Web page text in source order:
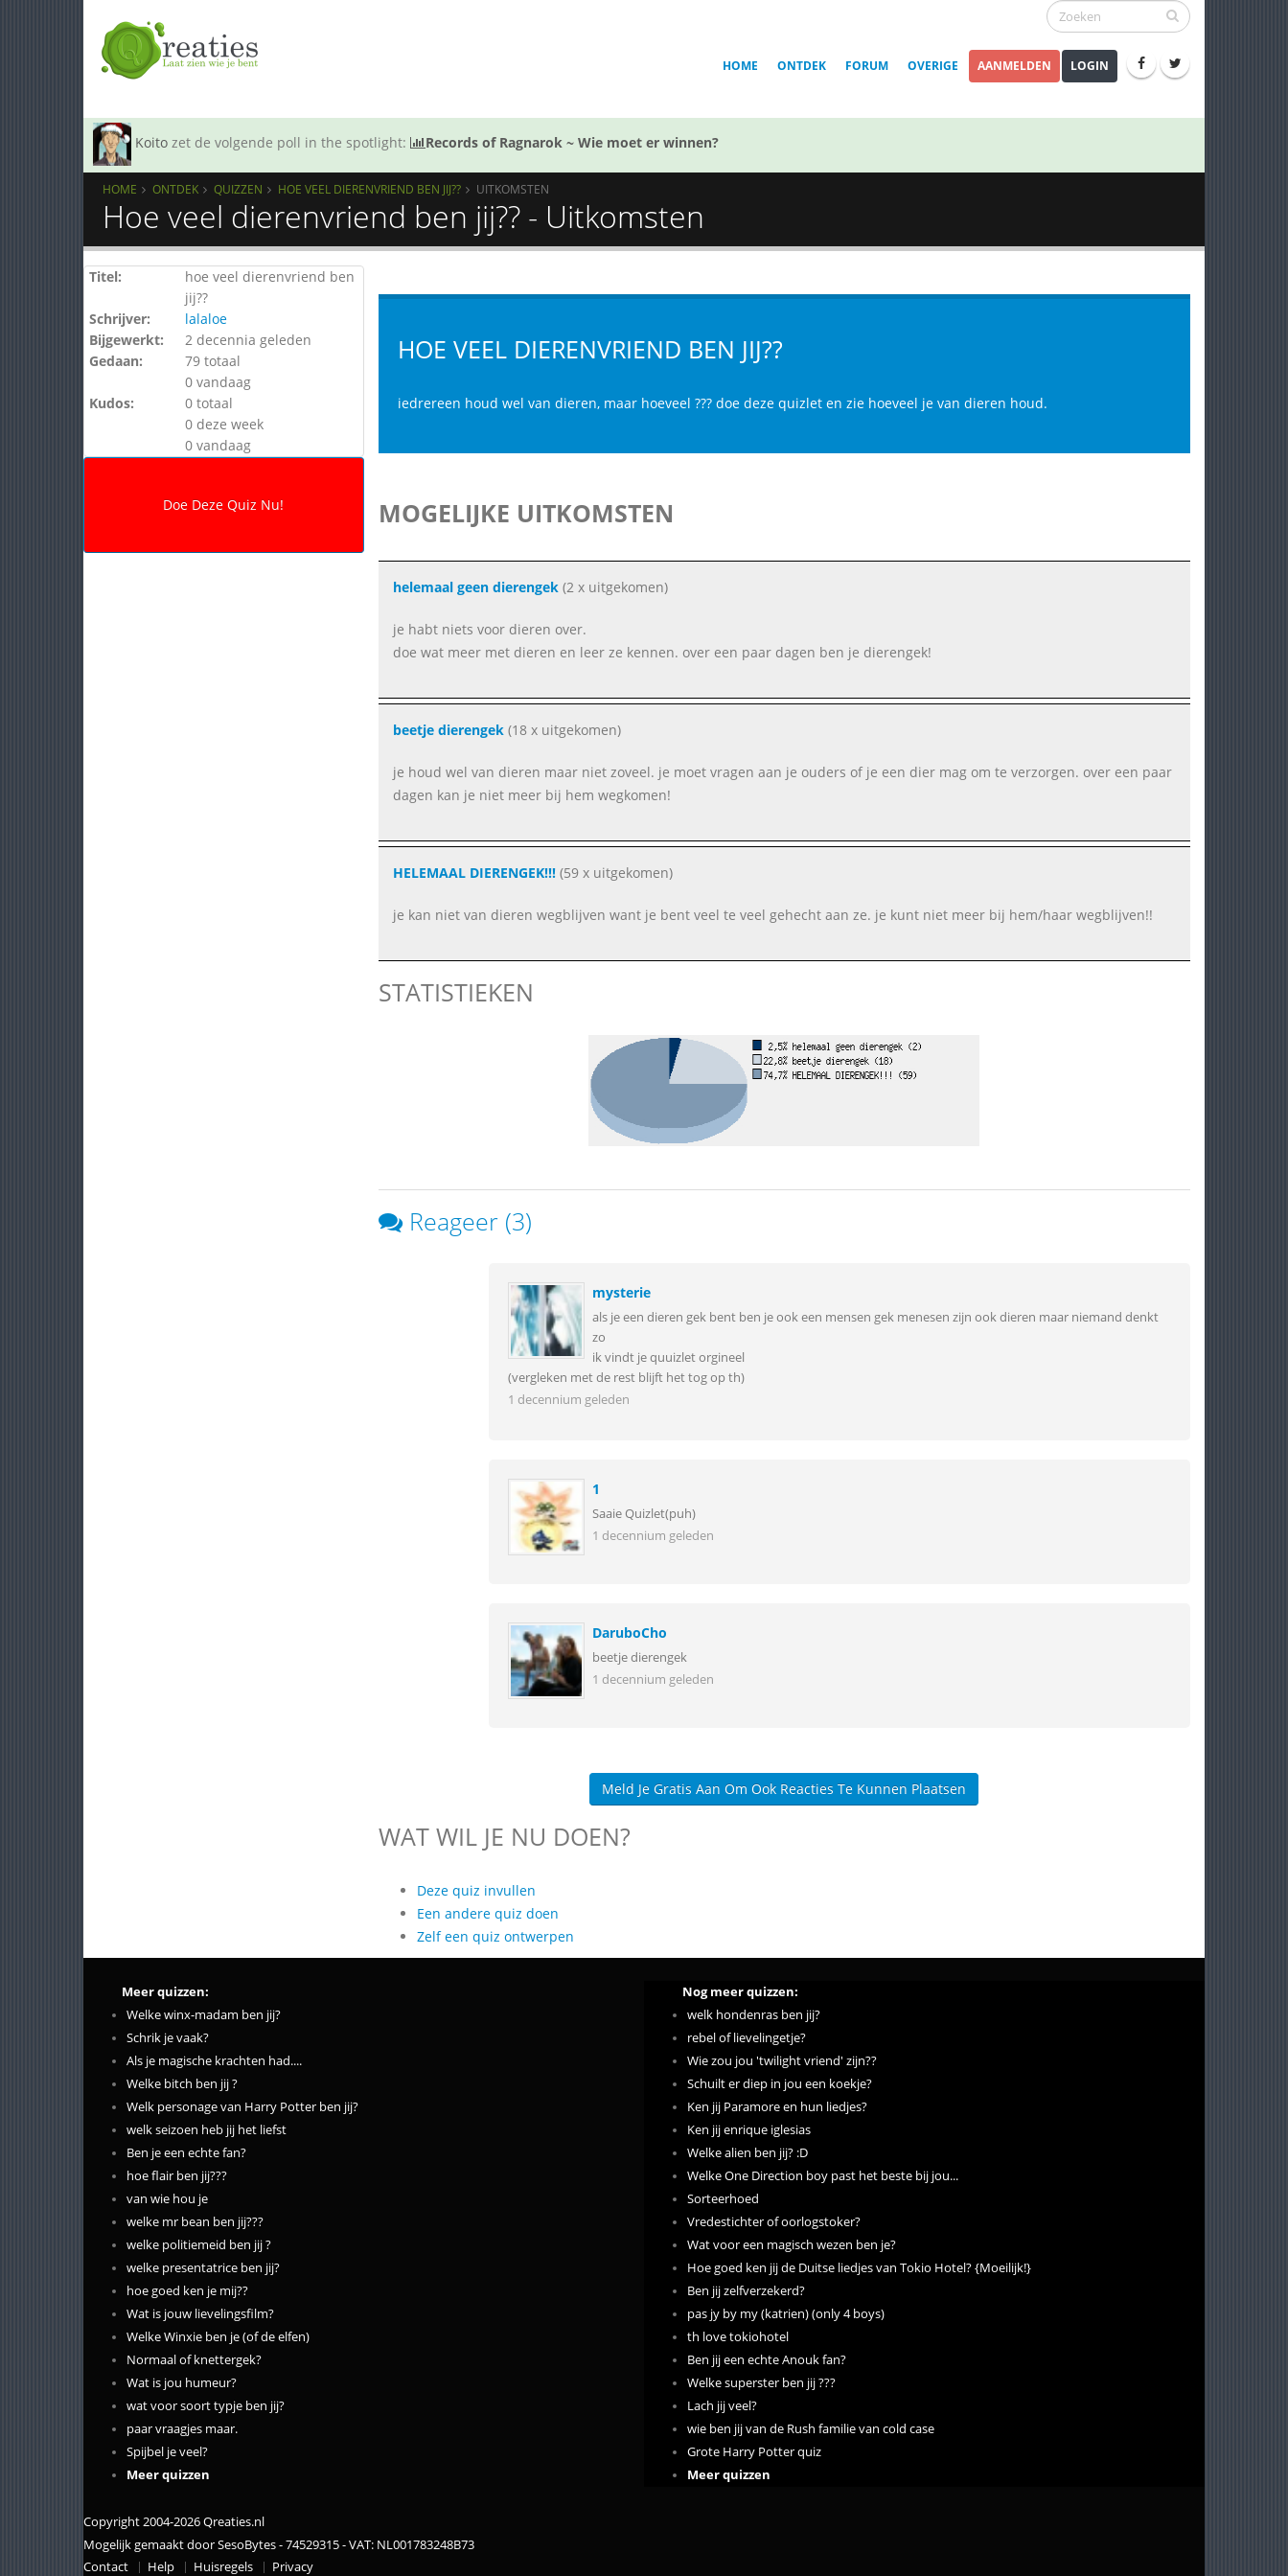
HOME ONTDEK FORUM OVERIGE AANMELDEN LOGIN
Koito zet de volgende poll in the spotlight: Records of Ragnarok ~ Wie moet er winnen?
HOME ONTDEK QUIZZEN HOE VEEL DIERENVRIEND BEN JIJ?? UITKOMSTEN
Hoe veel dierenvriend ben jij?? - Uitkomsten
Titel:
hoe veel dierenvriend ben
jij??
Schrijver:
lalaloe
Bijgewerkt:
2 decennia geleden
Gedaan:
79 totaal
0 vandaag
Kudos:
0 totaal
0 deze week
0 vandaag
HOE VEEL DIERENVRIEND BEN JIJ??
iedrereen houd wel van dieren, maar hoeveel ??? doe deze quizlet en zie hoeveel je van dieren houd.
MOGELIJKE UITKOMSTEN
helemaal geen dierengek(2 x uitgekomen)
je habt niets voor dieren over.
doe wat meer met dieren en leer ze kennen. over een paar dagen ben je dierengek!
beetje dierengek(18 x uitgekomen)
je houd wel van dieren maar niet zoveel. je moet vragen aan je ouders of je een dier mag om te verzorgen. over een paar
dagen kan je niet meer bij hem wegkomen!
HELEMAAL DIERENGEK!!!(59 x uitgekomen)
je kan niet van dieren wegblijven want je bent veel te veel gehecht aan ze. je kunt niet meer bij hem/haar wegblijven!!
STATISTIEKEN
Reageer (3)
mysterie
als je een dieren gek bent ben je ook een mensen gek menesen zijn ook dieren maar niemand denkt
zo
ik vindt je quuizlet orgineel
(vergleken met de rest blijft het tog op th)
1 decennium geleden
1
Saaie Quizlet(puh)
1 decennium geleden
DaruboCho
beetje dierengek
1 decennium geleden
Meld Je Gratis Aan Om Ook Reacties Te Kunnen Plaatsen
WAT WIL JE NU DOEN?
Deze quiz invullen
Een andere quiz doen
Zelf een quiz ontwerpen
Meer quizzen:
Welke winx-madam ben jij?
Schrik je vaak?
Als je magische krachten had....
Welke bitch ben jij ?
Welk personage van Harry Potter ben jij?
welk seizoen heb jij het liefst
Ben je een echte fan?
hoe flair ben jij???
van wie hou je
welke mr bean ben jij???
welke politiemeid ben jij ?
welke presentatrice ben jij?
hoe goed ken je mij??
Wat is jouw lievelingsfilm?
Welke Winxie ben je (of de elfen)
Normaal of knettergek?
Wat is jou humeur?
wat voor soort typje ben jij?
paar vraagjes maar.
Spijbel je veel?
Meer quizzen
Nog meer quizzen:
welk hondenras ben jij?
rebel of lievelingetje?
Wie zou jou 'twilight vriend' zijn??
Schuilt er diep in jou een koekje?
Ken jij Paramore en hun liedjes?
Ken jij enrique iglesias
Welke alien ben jij? :D
Welke One Direction boy past het beste bij jou...
Sorteerhoed
Vredestichter of oorlogstoker?
Wat voor een magisch wezen ben je?
Hoe goed ken jij de Duitse liedjes van Tokio Hotel? {Moeilijk!}
Ben jij zelfverzekerd?
pas jy by my (katrien) (only 4 boys)
th love tokiohotel
Ben jij een echte Anouk fan?
Welke superster ben jij ???
Lach jij veel?
wie ben jij van de Rush familie van cold case
Grote Harry Potter quiz
Meer quizzen
Copyright 2004-2026 Qreaties.nl
Mogelijk gemaakt door SesoBytes - 74529315 - VAT: NL001783248B73
Contact
Help Huisregels Privacy